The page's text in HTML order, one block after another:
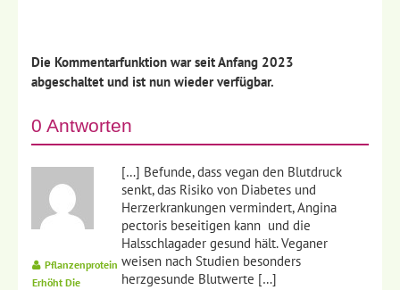
Die Kommentarfunktion war seit Anfang 2023
abgeschaltet und ist nun wieder verfügbar.
0 Antworten
Pflanzenprotein
Erhöht Die
[…] Befunde, dass vegan den Blutdruck
senkt, das Risiko von Diabetes und
Herzerkrankungen vermindert, Angina
pectoris beseitigen kann und die
Halsschlagader gesund hält. Veganer
weisen nach Studien besonders
herzgesunde Blutwerte […]